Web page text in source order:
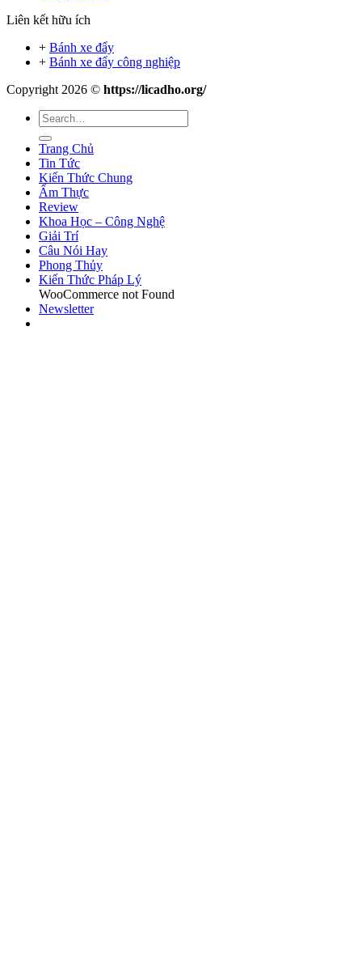
Liên kết hữu ích
+ Bánh xe đẩy
+ Bánh xe đẩy công nghiệp
Copyright 2026 © https://licadho.org/
Trang Chủ
Tin Tức
Kiến Thức Chung
Ẩm Thực
Review
Khoa Học – Công Nghệ
Giải Trí
Câu Nói Hay
Phong Thủy
Kiến Thức Pháp Lý
WooCommerce not Found
Newsletter